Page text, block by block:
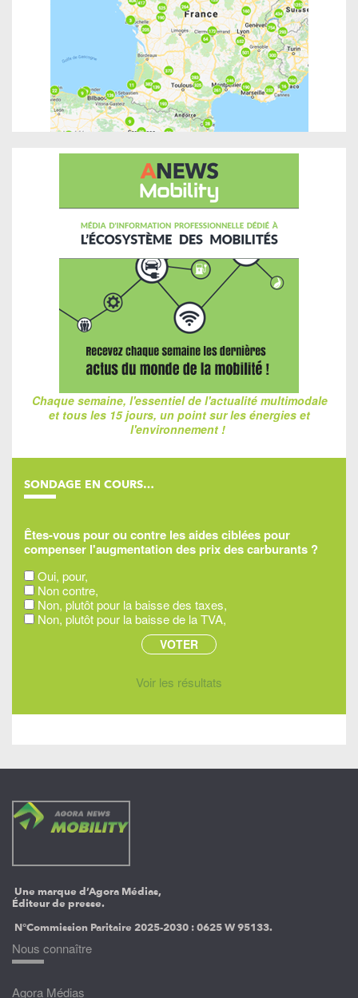
Chaque semaine, l'essentiel de l'actualité multimodale
et tous les 15 jours, un point sur les énergies et
l'environnement !
SONDAGE EN COURS…
Êtes-vous pour ou contre les aides ciblées pour
compenser l'augmentation des prix des carburants ?
Oui, pour,
Non contre,
Non, plutôt pour la baisse des taxes,
Non, plutôt pour la baisse de la TVA,
Voir les résultats
Une marque d’Agora Médias,
Éditeur de presse.
N°Commission Paritaire 2025-2030 :0625 W 95133.
Nous connaître
Agora Médias